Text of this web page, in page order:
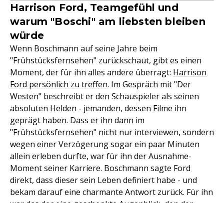
Harrison Ford, Teamgefühl und
warum "Boschi" am liebsten bleiben
würde
Wenn Boschmann auf seine Jahre beim
"Frühstücksfernsehen" zurückschaut, gibt es einen
Moment, der für ihn alles andere überragt: Harrison
Ford persönlich zu treffen. Im Gespräch mit "Der
Westen" beschreibt er den Schauspieler als seinen
absoluten Helden - jemanden, dessen Filme ihn
geprägt haben. Dass er ihn dann im
"Frühstücksfernsehen" nicht nur interviewen, sondern
wegen einer Verzögerung sogar ein paar Minuten
allein erleben durfte, war für ihn der Ausnahme-
Moment seiner Karriere. Boschmann sagte Ford
direkt, dass dieser sein Leben definiert habe - und
bekam darauf eine charmante Antwort zurück. Für ihn